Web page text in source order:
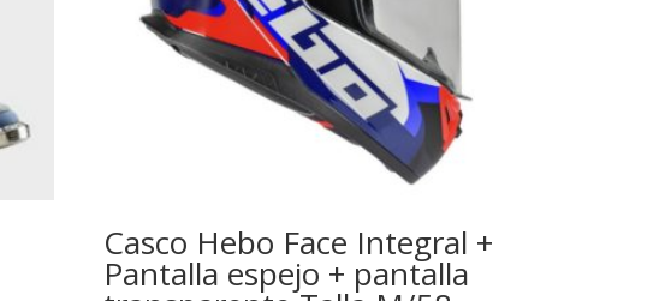
Casco Hebo Face Integral +
Pantalla espejo + pantalla